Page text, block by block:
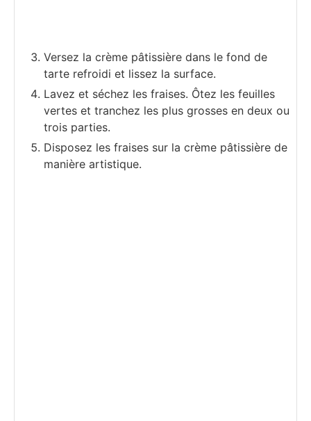
Versez la crème pâtissière dans le fond de
tarte refroidi et lissez la surface.
Lavez et séchez les fraises. Ôtez les feuilles
vertes et tranchez les plus grosses en deux ou
trois parties.
Disposez les fraises sur la crème pâtissière de
manière artistique.